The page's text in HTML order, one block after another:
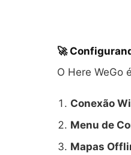
🚀
O Here WeGo é
Conexão
Menu de
Mapas